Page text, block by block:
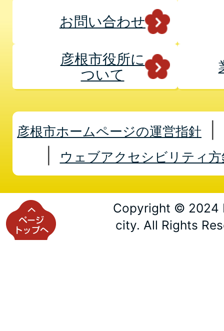
お問い合わせ
彦根市役所に
ついて
彦根市ホームページの運営指針
ウェブアクセシビリティ方
Copyright © 2024
city. All Rights